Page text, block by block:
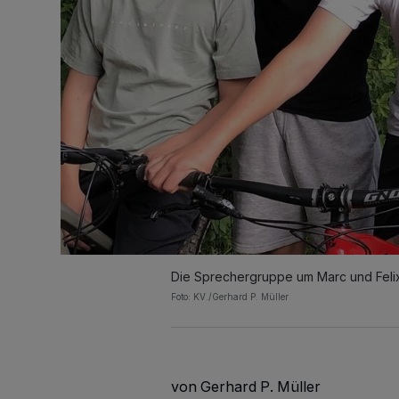
Die Sprechergruppe um Marc und
Foto: KV./Gerhard P. Müller
von Gerhard P. Müller